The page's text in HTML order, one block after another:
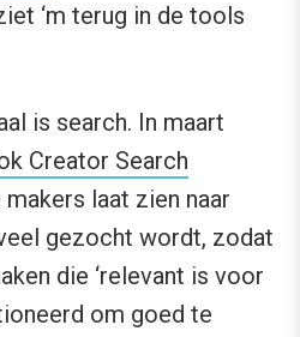
‘m terug in de tools
is search. In maart
Creator Search
laat zien naar
gezocht wordt, zodat
die ‘relevant is voor
om goed te